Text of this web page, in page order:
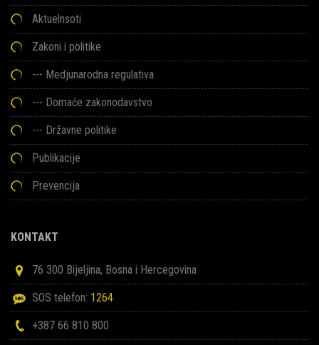
Aktuelnsoti
Zakoni i politike
--- Medjunarodna regulativa
--- Domaće zakonodavstvo
--- Državne politike
Publikacije
Prevencija
KONTAKT
76 300 Bijeljina, Bosna i Hercegovina
SOS telefon: 1264
+387 66 810 800